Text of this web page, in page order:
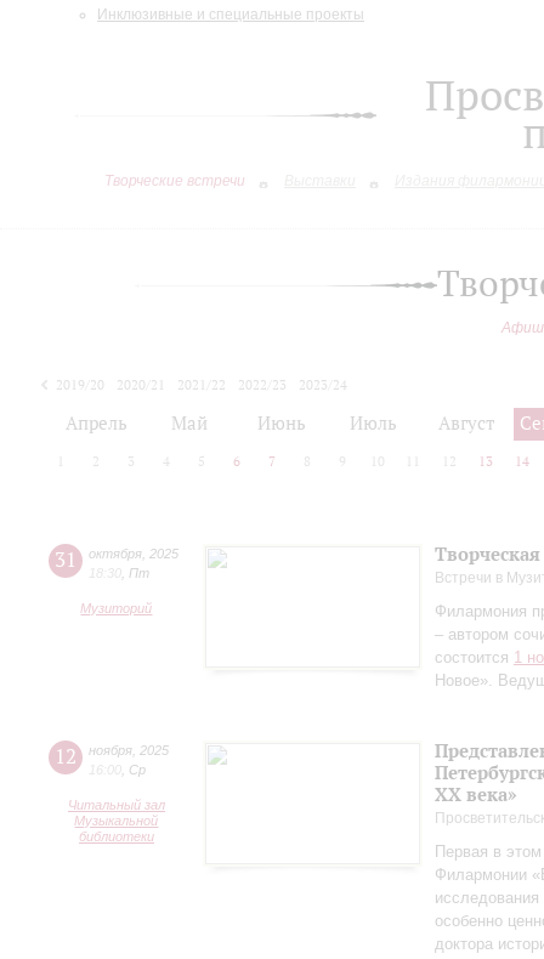
Инклюзивные и специальные проекты
Творческие встречи
2019/20 2020/21 2021/22 2022/23
2023/24
Апрель Май Июнь Июль Август
2 3 4 5 6 7 8 9 10 12 13 14
31 октября 2025
18:30 Пт
Музиторий
Встречи в
Филармония
– автором
состоится 1
Новое».
12 ноября 2025
16:00 Ср
Читальный зал
Музыкальной
библиотеки
ХХ века»
Первая в
Филармонии
особенно
доктора